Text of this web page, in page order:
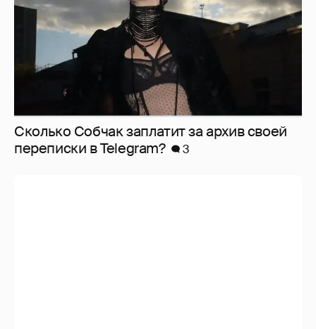
Сколько Собчак заплатит за архив своей
перeписки в Telegram?
3